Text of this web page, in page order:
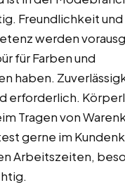
Freundlichkeit und
werden
für Farben und
haben.
erforderlich.
Tragen von
gerne im
Arbeitszeiten,